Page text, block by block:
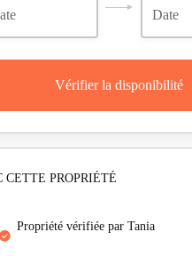
Vérifier la disponibilité
CETTE PROPRIÉTÉ
propriété vérifiée par Tania